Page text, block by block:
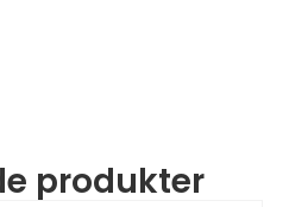
produkter